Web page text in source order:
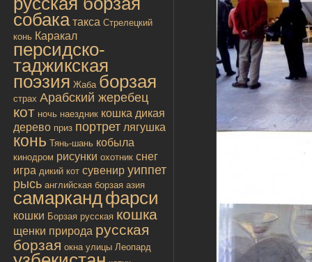
собака такса Стрелецкий
конь Каракал
персидско-
таджикская
поэзия Жаба борзая
страх Арабский жеребец
кот ночь наездник кошка дикая
дерево приз портрет лягушка
конь Тянь-шань кобыла
кинодром рисунки охотник снег
игра дикий кот сувенир уиппет
рысь английская борзая азия
самаркандфарси
кошки Борзая русская кошка
щенки природа русская
борзая окна улицы Леопард